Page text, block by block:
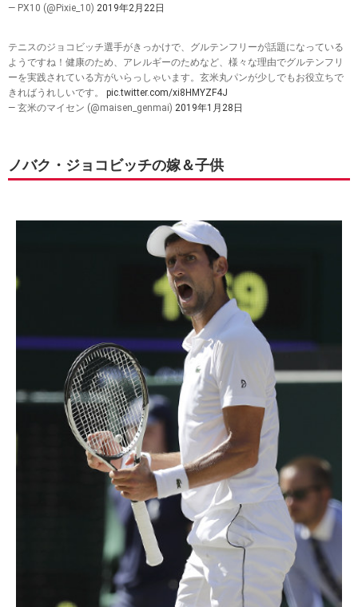
— PX10 (@Pixie_10) 2019年2月22日
テニスのジョコビッチ選手がきっかけで、グルテンフリーが話題になっている
ようですね！健康のため、アレルギーのためなど、様々な理由でグルテンフリ
ーを実践されている方がいらっしゃいます。玄米丸パンが少しでもお役立ちで
きればうれしいです。 pic.twitter.com/xi8HMYZF4J
— 玄米のマイセン (@maisen_genmai) 2019年1月28日
ノバク・ジョコビッチの嫁＆子供